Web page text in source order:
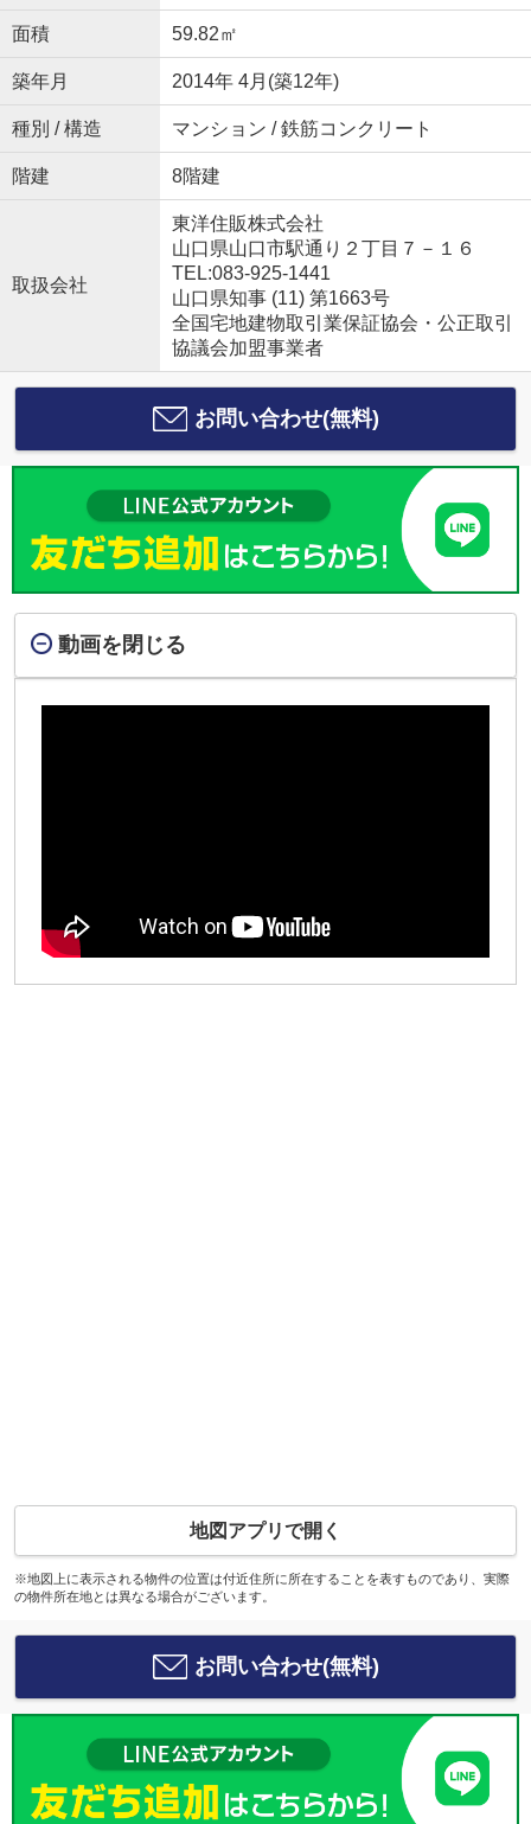
面積 59.82㎡
築年月 2014年 4月(築12年)
種別 / 構造 マンション / 鉄筋コンクリート
階建 8階建
取扱会社
東洋住販株式会社
山口県山口市駅通り２丁目７－１６
TEL:083-925-1441
山口県知事 (11) 第1663号
全国宅地建物取引業保証協会・公正取引
協議会加盟事業者
お問い合わせ(無料)
動画を閉じる
地図アプリで開く
※地図上に表示される物件の位置は付近住所に所在することを表すものであり、実際
の物件所在地とは異なる場合がございます。
お問い合わせ(無料)